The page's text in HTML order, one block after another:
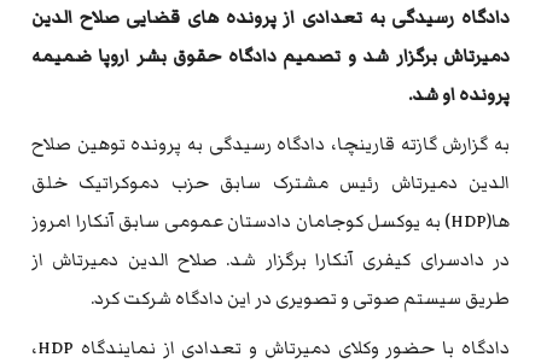
دادگاه رسیدگی به تعدادی از پرونده های قضایی صلاح الدین
دمیرتاش برگزار شد و تصمیم دادگاه حقوق بشر اروپا ضمیمه
پرونده او شد.
به گزارش گازته قارینچا، دادگاه رسیدگی به پرونده توهین صلاح
الدین دمیرتاش رئیس مشترک سابق حزب دموکراتیک خلق
ها(HDP) به یوکسل کوجامان دادستان عمومی سابق آنکارا امروز
در دادسرای کیفری آنکارا برگزار شد. صلاح الدین دمیرتاش از
طریق سیستم صوتی و تصویری در این دادگاه شرکت کرد.
دادگاه با حضور وکلای دمیرتاش و تعدادی از نمایندگاه HDP،